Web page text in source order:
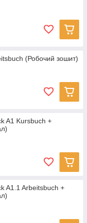
(Робочий зошит)
A1 Kursbuch +
A1.1 Arbeitsbuch +